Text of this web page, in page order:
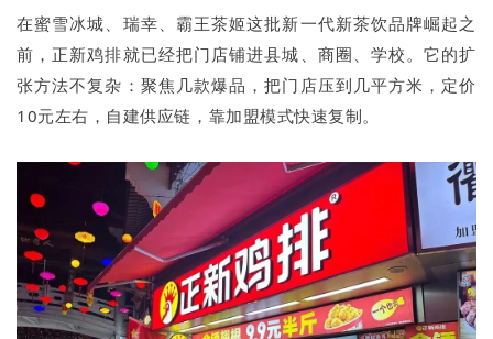
在蜜雪冰城、瑞幸、霸王茶姬这批新一代新茶饮品牌崛起之
前，正新鸡排就已经把门店铺进县城、商圈、学校。它的扩
张方法不复杂：聚焦几款爆品，把门店压到几平方米，定价
10元左右，自建供应链，靠加盟模式快速复制。